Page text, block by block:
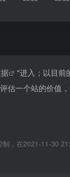
"进入；以目前
估一个站的价值
，在2021-11-30